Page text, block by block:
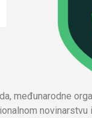
međunarodne
novinarstvu